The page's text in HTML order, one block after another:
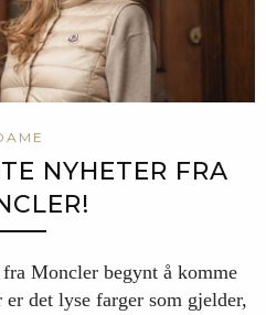
NYHETER FRA
Moncler begynt å komme
det lyse farger som gjelder,